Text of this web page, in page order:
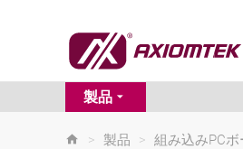
製品
> 製品 > 組み込みPCボ